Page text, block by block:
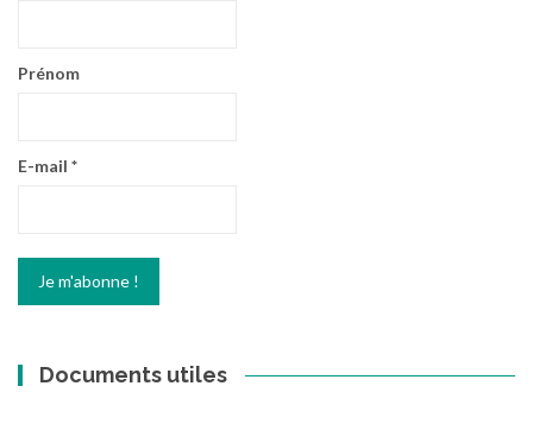
Prénom
E-mail *
Documents utiles